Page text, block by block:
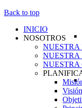
Back to top
INICIO
NOSOTROS
Visión